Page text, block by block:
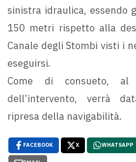
sinistra idraulica, essendo
150 metri rispetto alla
Canale degli Stombi visti i
eseguirsi.
Come di consueto, al
dell’intervento, verrà
ripresa della navigabilità.
FACEBOOK X WHATSAPP